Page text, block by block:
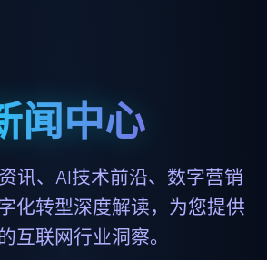
闻中心
讯、AI技术前沿、数字营销
化转型深度解读，为您提供
互联网行业洞察。